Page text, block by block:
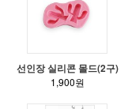
선인장 실리콘 몰드(2구)
1,900원